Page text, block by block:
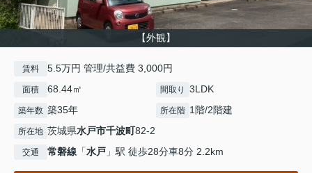
【外観】
賃料 5.5万円 管理/共益費 3,000円
面積 68.44㎡ 間取り 3LDK
築年数 築35年 所在階 1階/2階建
所在地 茨城県水戸市千波町82-2
交通 常磐線 「水戸 」駅 徒歩28分車8分 2.2km